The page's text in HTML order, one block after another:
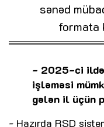
sənəd
formata
- 2025-ci ildə
işləməsi
gələn il üçün
- Hazırda RSD